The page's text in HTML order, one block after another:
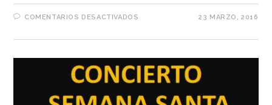
COMENTARIOS DESACTIVADOS 23 MARZO, 2016